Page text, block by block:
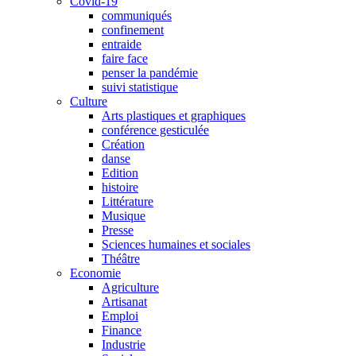
communiqués
confinement
entraide
faire face
penser la pandémie
suivi statistique
Culture
Arts plastiques et graphiques
conférence gesticulée
Création
danse
Edition
histoire
Littérature
Musique
Presse
Sciences humaines et sociales
Théâtre
Economie
Agriculture
Artisanat
Emploi
Finance
Industrie